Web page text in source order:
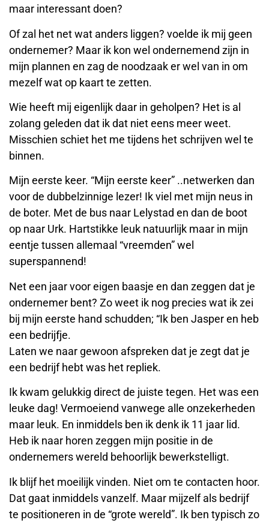
maar interessant doen?
Of zal het net wat anders liggen? voelde ik mij geen
ondernemer? Maar ik kon wel ondernemend zijn in
mijn plannen en zag de noodzaak er wel van in om
mezelf wat op kaart te zetten.
Wie heeft mij eigenlijk daar in geholpen? Het is al
zolang geleden dat ik dat niet eens meer weet.
Misschien schiet het me tijdens het schrijven wel te
binnen.
Mijn eerste keer. “Mijn eerste keer” ..netwerken dan
voor de dubbelzinnige lezer! Ik viel met mijn neus in
de boter. Met de bus naar Lelystad en dan de boot
op naar Urk. Hartstikke leuk natuurlijk maar in mijn
eentje tussen allemaal “vreemden” wel
superspannend!
Net een jaar voor eigen baasje en dan zeggen dat je
ondernemer bent? Zo weet ik nog precies wat ik zei
bij mijn eerste hand schudden; “Ik ben Jasper en heb
een bedrijfje.
Laten we naar gewoon afspreken dat je zegt dat je
een bedrijf hebt was het repliek.
Ik kwam gelukkig direct de juiste tegen. Het was een
leuke dag! Vermoeiend vanwege alle onzekerheden
maar leuk. En inmiddels ben ik denk ik 11 jaar lid.
Heb ik naar horen zeggen mijn positie in de
ondernemers wereld behoorlijk bewerkstelligt.
Ik blijf het moeilijk vinden. Niet om te contacten hoor.
Dat gaat inmiddels vanzelf. Maar mijzelf als bedrijf
te positioneren in de “grote wereld”. Ik ben typisch zo